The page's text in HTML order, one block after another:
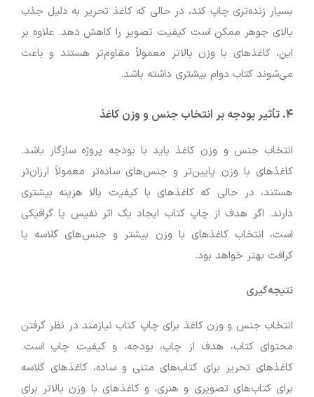
بسیار زنده‌تری چاپ کند، در حالی که کاغذ تحریر به دلیل جذب
بالای جوهر ممکن است کیفیت تصویر را کاهش دهد. علاوه بر
این، کاغذهای با وزن بالاتر معمولاً مقاوم‌تر هستند و باعث
می‌شوند کتاب دوام بیشتری داشته باشد.
۴. تأثیر بودجه بر انتخاب جنس و وزن کاغذ
انتخاب جنس و وزن کاغذ باید با بودجه پروژه سازگار باشد.
کاغذهای با وزن پایین‌تر و جنس‌های ساده‌تر معمولاً ارزان‌تر
هستند، در حالی که کاغذهای با کیفیت بالا هزینه بیشتری
دارند. اگر هدف از چاپ کتاب ایجاد یک اثر نفیس یا گرافیکی
است، انتخاب کاغذهای با وزن بیشتر و جنس‌های گلاسه یا
کرافت بهتر خواهد بود.
نتیجه‌گیری
انتخاب جنس و وزن کاغذ برای چاپ کتاب نیازمند در نظر گرفتن
محتوای کتاب، هدف از چاپ، بودجه، و کیفیت چاپ است.
کاغذهای تحریر برای کتاب‌های متنی و ساده، کاغذهای گلاسه
برای کتاب‌های تصویری و هنری، و کاغذهای با وزن بالاتر برای